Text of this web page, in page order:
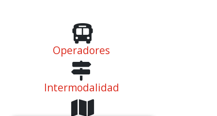
Operadores
Intermodalidad